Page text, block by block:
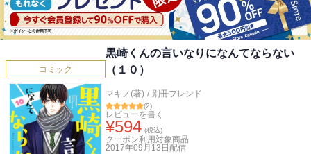
コミック
黒崎くんの言いなりになんてならない
（１０）
マキノ(著) / 別冊フレンド
(2)
レビューを書く
¥594 (税込)
クーポン利用対象商品
2017年09月13日 配信